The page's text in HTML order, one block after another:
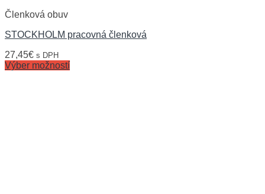
Členková obuv
STOCKHOLM pracovná členková
27,45€ s DPH
Výber možností